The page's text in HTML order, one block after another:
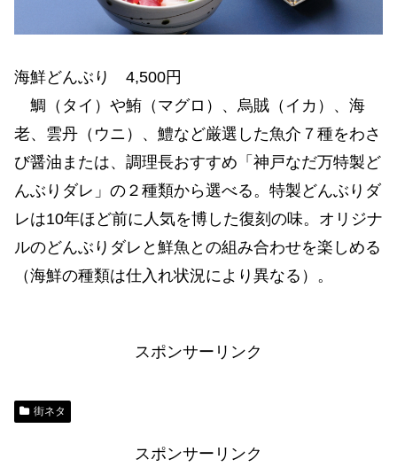
海鮮どんぶり 4,500円
鯛（タイ）や鮪（マグロ）、烏賊（イカ）、海
老、雲丹（ウニ）、鱧など厳選した魚介７種をわさ
び醤油または、調理長おすすめ「神戸なだ万特製ど
んぶりダレ」の２種類から選べる。特製どんぶりダ
レは10年ほど前に人気を博した復刻の味。オリジナ
ルのどんぶりダレと鮮魚との組み合わせを楽しめる
（海鮮の種類は仕入れ状況により異なる）。
スポンサーリンク
街ネタ
スポンサーリンク